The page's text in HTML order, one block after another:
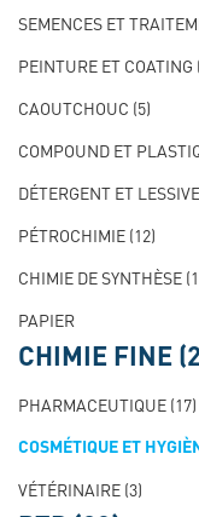
SEMENCES ET
PEINTURE ET COATING
CAOUTCHOUC (5)
COMPOUND ET
DÉTERGENT ET LESSIVE
PÉTROCHIMIE (12)
CHIMIE DE SYNTHÈSE
PAPIER
CHIMIE FINE
PHARMACEUTIQUE (17)
COSMÉTIQUE ET
VÉTÉRINAIRE (3)